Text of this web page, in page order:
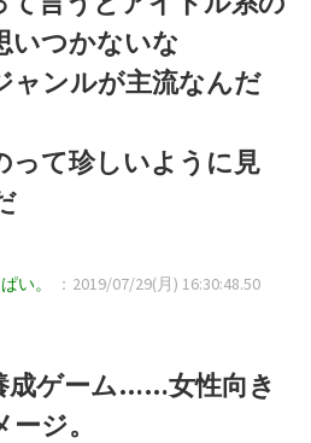
いつかないな
ャンルが主流なんだ
って珍しいように見
い。
：2019/07/29(月) 16:30:48.50
成ゲーム……女性向き
ジ。